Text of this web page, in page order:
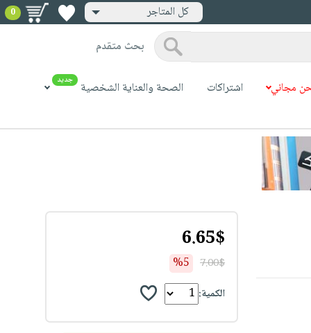
كل المتاجر 0
بحث متقدم
مجاني اشتراكات الصحة والعناية الشخصية جديد
6.65$
7.00$
%5
الكمية: